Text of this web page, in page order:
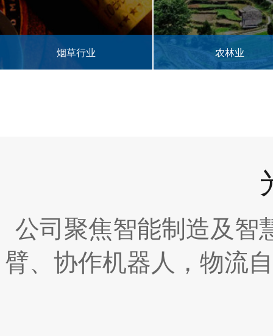
农林业 半导体行业
公司聚焦智能制造及智
臂、协作机器人，物流